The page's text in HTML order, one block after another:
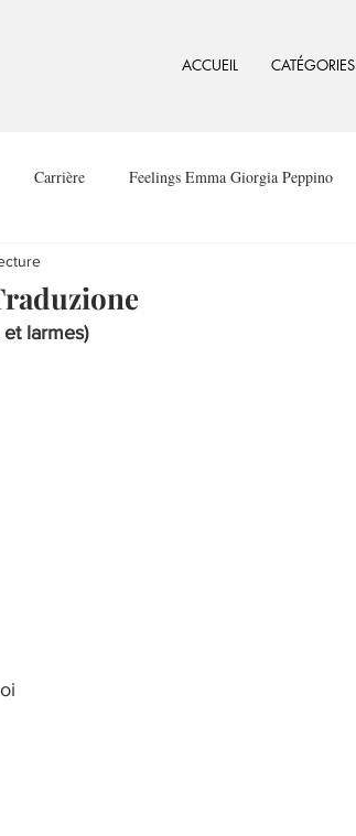
ACCUEIL CATÉGORIES
Carrière Feelings Emma Giorgia Peppino
larmes)